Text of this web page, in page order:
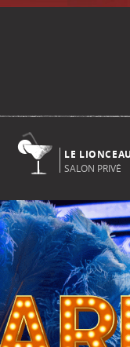
LE
SALON PRIVÉ